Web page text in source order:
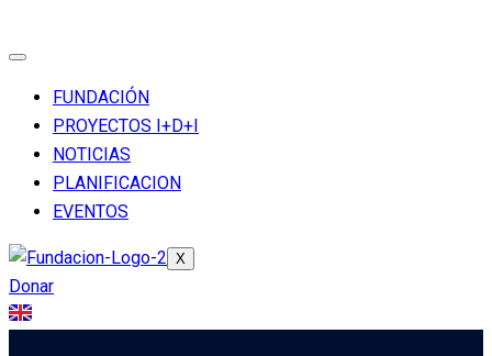
FUNDACIÓN
PROYECTOS I+D+I
NOTICIAS
PLANIFICACION
EVENTOS
X
Donar